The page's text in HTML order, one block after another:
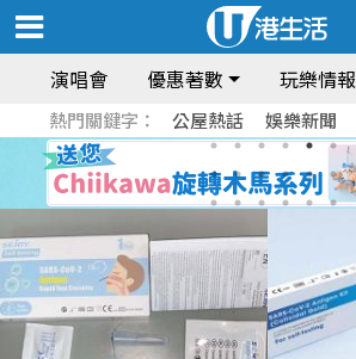
演唱會 優惠著數 玩樂情報
熱門關鍵字： 公屋熱話 娛樂新聞